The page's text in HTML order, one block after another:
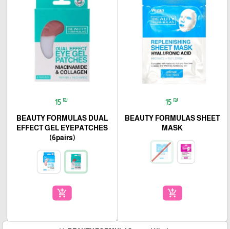
15 ₪
BEAUTY FORMULAS SHEET
MASK
add_shopping_cart
15 ₪
BEAUTY FORMULAS DUAL
EFFECT GEL EYEPATCHES
(6pairs)
add_shopping_cart